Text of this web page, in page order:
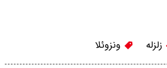
زلزله ونزوئلا